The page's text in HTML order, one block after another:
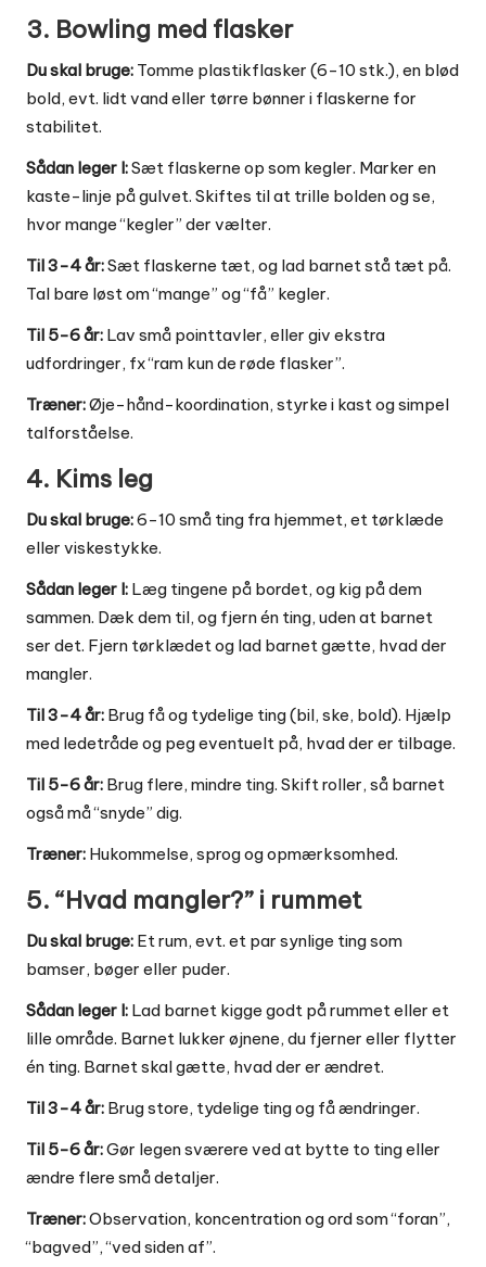
3. Bowling med flasker
Du skal bruge: Tomme plastikflasker (6-10 stk.), en blød
bold, evt. lidt vand eller tørre bønner i flaskerne for
stabilitet.
Sådan leger I:Sæt flaskerne op som kegler. Marker en
kaste-linje på gulvet. Skiftes til at trille bolden og se,
hvor mange “kegler” der vælter.
Til 3-4 år:Sæt flaskerne tæt, og lad barnet stå tæt på.
Tal bare løst om “mange” og “få” kegler.
Til 5-6 år: Lav små pointtavler, eller giv ekstra
udfordringer, fx “ram kun de røde flasker”.
Træner:Øje-hånd-koordination, styrke i kast og simpel
talforståelse.
4. Kims leg
Du skal bruge:6-10 små ting fra hjemmet, et tørklæde
eller viskestykke.
Sådan leger I: Læg tingene på bordet, og kig på dem
sammen. Dæk dem til, og fjern én ting, uden at barnet
ser det. Fjern tørklædet og lad barnet gætte, hvad der
mangler.
Til 3-4 år: Brug få og tydelige ting (bil, ske, bold). Hjælp
med ledetråde og peg eventuelt på, hvad der er tilbage.
Til 5-6 år: Brug flere, mindre ting. Skift roller, så barnet
også må “snyde” dig.
Træner: Hukommelse, sprog og opmærksomhed.
5. “Hvad mangler?” i rummet
Du skal bruge: Et rum, evt. et par synlige ting som
bamser, bøger eller puder.
Sådan leger I: Lad barnet kigge godt på rummet eller et
lille område. Barnet lukker øjnene, du fjerner eller flytter
én ting. Barnet skal gætte, hvad der er ændret.
Til 3-4 år: Brug store, tydelige ting og få ændringer.
Til 5-6 år:Gør legen sværere ved at bytte to ting eller
ændre flere små detaljer.
Træner:Observation, koncentration og ord som “foran”,
“bagved”, “ved siden af”.